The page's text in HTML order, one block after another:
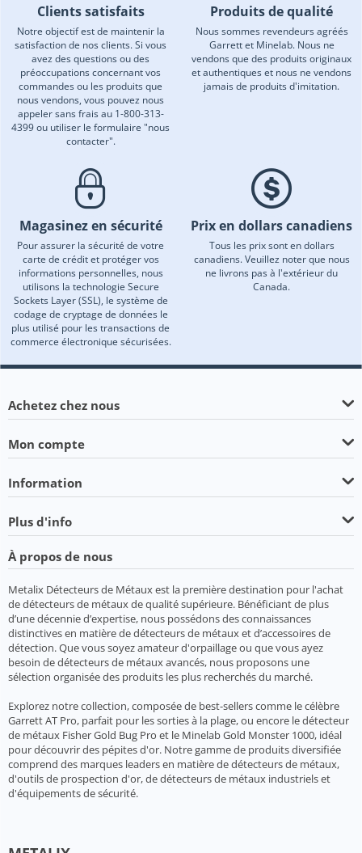
Clients satisfaits
Notre objectif est de maintenir la
satisfaction de nos clients. Si vous
avez des questions ou des
préoccupations concernant vos
commandes ou les produits que
nous vendons, vous pouvez nous
appeler sans frais au 1-800-313-
4399 ou utiliser le formulaire "nous
contacter".
Produits de qualité
Nous sommes revendeurs agréés
Garrett et Minelab. Nous ne
vendons que des produits originaux
et authentiques et nous ne vendons
jamais de produits d'imitation.
Magasinez en sécurité
Pour assurer la sécurité de votre
carte de crédit et protéger vos
informations personnelles, nous
utilisons la technologie Secure
Sockets Layer (SSL), le système de
codage de cryptage de données le
plus utilisé pour les transactions de
commerce électronique sécurisées.
Prix en dollars canadiens
Tous les prix sont en dollars
canadiens. Veuillez noter que nous
ne livrons pas à l'extérieur du
Canada.
Achetez chez nous
Mon compte
Information
Plus d'info
À propos de nous
Metalix Détecteurs de Métaux est la première destination pour l'achat
de détecteurs de métaux de qualité supérieure. Bénéficiant de plus
d’une décennie d’expertise, nous possédons des connaissances
distinctives en matière de détecteurs de métaux et d’accessoires de
détection. Que vous soyez amateur d'orpaillage ou que vous ayez
besoin de détecteurs de métaux avancés, nous proposons une
sélection organisée des produits les plus recherchés du marché.
Explorez notre collection, composée de best-sellers comme le célèbre
Garrett AT Pro, parfait pour les sorties à la plage, ou encore le détecteur
de métaux Fisher Gold Bug Pro et le Minelab Gold Monster 1000, idéal
pour découvrir des pépites d'or. Notre gamme de produits diversifiée
comprend des marques leaders en matière de détecteurs de métaux,
d'outils de prospection d'or, de détecteurs de métaux industriels et
d'équipements de sécurité.